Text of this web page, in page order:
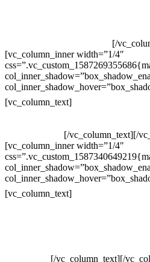
[/
[vc_column_inner width=”1/4″
[vc_column_text]
[/vc_column_text][/
[vc_column_inner width=”1/4″
[vc_column_text]
[/vc_column_text][/